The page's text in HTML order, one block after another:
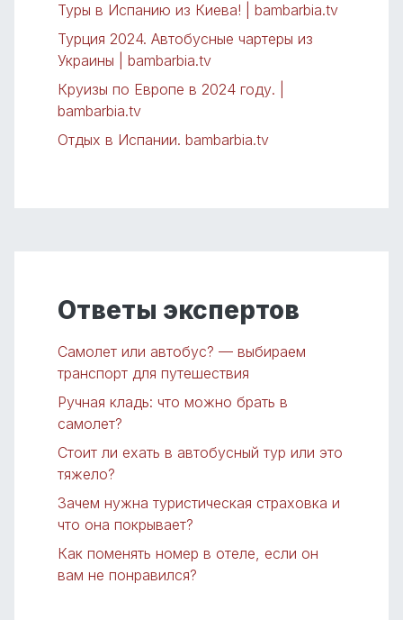
Туры в Испанию из Киева! | bambarbia.tv
Турция 2024. Автобусные чартеры из
Украины | bambarbia.tv
Круизы по Европе в 2024 году. |
bambarbia.tv
Отдых в Испании. bambarbia.tv
Ответы экспертов
Самолет или автобус? — выбираем
транспорт для путешествия
Ручная кладь: что можно брать в
самолет?
Стоит ли ехать в автобусный тур или это
тяжело?
Зачем нужна туристическая страховка и
что она покрывает?
Как поменять номер в отеле, если он
вам не понравился?